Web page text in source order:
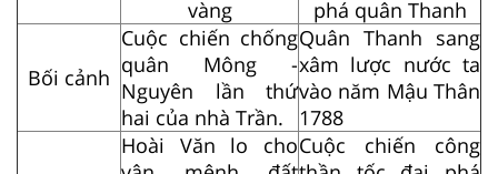
vàng
phá quân Thanh
Bối cảnh
Cuộc chiến chống
quân Mông -
Nguyên lần thứ
hai của nhà Trần.
Quân Thanh sang
xâm lược nước ta
vào năm Mậu Thân
1788
Hoài Văn lo choCuộc chiến công